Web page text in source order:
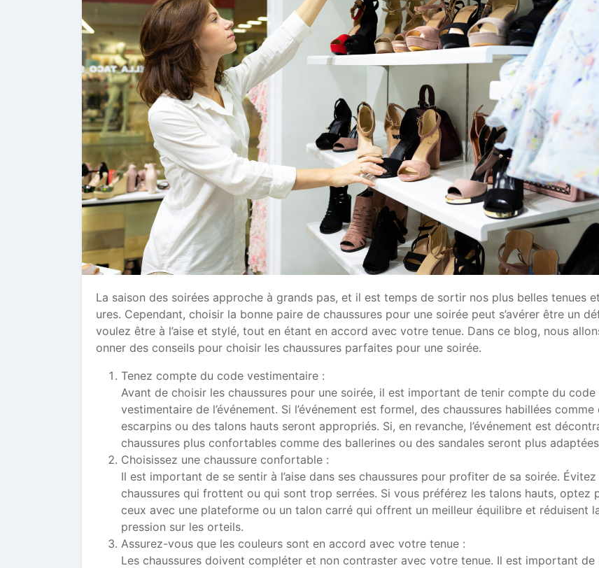
La saison des soirées approche à grands pas, et il est temps de sortir nos plus belles tenues
ures. Cependant, choisir la bonne paire de chaussures pour une soirée peut s’avérer être un
voulez être à l’aise et stylé, tout en étant en accord avec votre tenue. Dans ce blog, nous
onner des conseils pour choisir les chaussures parfaites pour une soirée.
Tenez compte du code vestimentaire :
Avant de choisir les chaussures pour une soirée, il est important de tenir compte du code
vestimentaire de l’événement. Si l’événement est formel, des chaussures habillées comme
escarpins ou des talons hauts seront appropriés. Si, en revanche, l’événement est
chaussures plus confortables comme des ballerines ou des sandales seront plus
Choisissez une chaussure confortable :
Il est important de se sentir à l’aise dans ses chaussures pour profiter de sa soirée. Évitez
chaussures qui frottent ou qui sont trop serrées. Si vous préférez les talons hauts, optez
ceux avec une plateforme ou un talon carré qui offrent un meilleur équilibre et réduisent
pression sur les orteils.
Assurez-vous que les couleurs sont en accord avec votre tenue :
Les chaussures doivent compléter et non contraster avec votre tenue. Il est important de